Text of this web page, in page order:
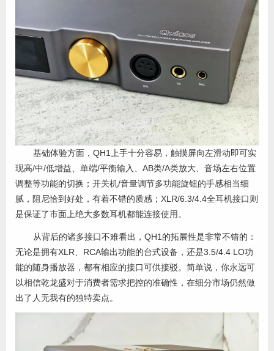
基础体验方面，QH1上手十分容易，触摸屏向左滑动即可实
现高/中/低增益、单端/平衡输入、AB类/A类放大、音场左右位置
调整等功能的切换；开关机/音量调节多功能旋钮的手感相当细
腻，阻尼恰到好处，有着不错的质感；XLR/6.3/4.4全耳机接口则
是保证了市面上绝大多数耳机都能连接使用。
从背后的诸多接口不难看出，QH1的拓展性是非常不错的：
无论是拥有XLR、RCA输出功能的台式设备，还是3.5/4.4 LO功
能的随身播放器，都有相应的接口可供接驳。简单说，你永远可
以相信乾龙盛对于消费者需求把控的准确性，在细分市场仍然做
出了人无我有的独特卖点。